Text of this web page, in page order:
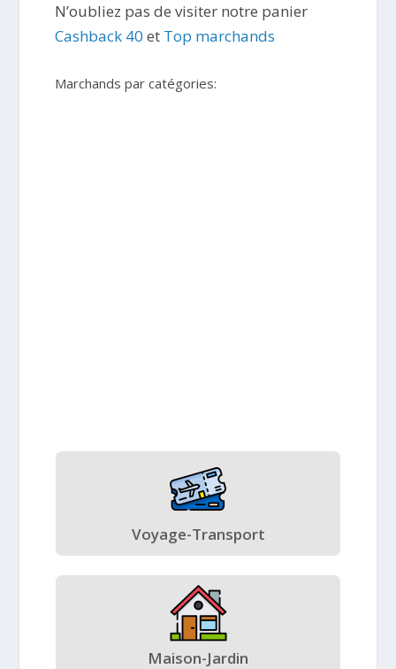
N’oubliez pas de visiter notre panier
Cashback 40 et Top marchands
Marchands par catégories:
Voyage-Transport
Maison-Jardin